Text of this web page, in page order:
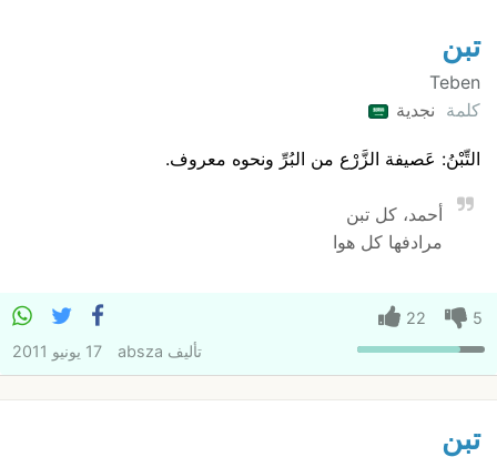
تبن
Teben
كلمة نجدية
التِّبْنُ: عَصيفة الزَّرْع من البُرِّ ونحوه معروف.
أحمد، كل تبن
مرادفها كل هوا
5
22
تأليف absza 17 يونيو 2011
تبن